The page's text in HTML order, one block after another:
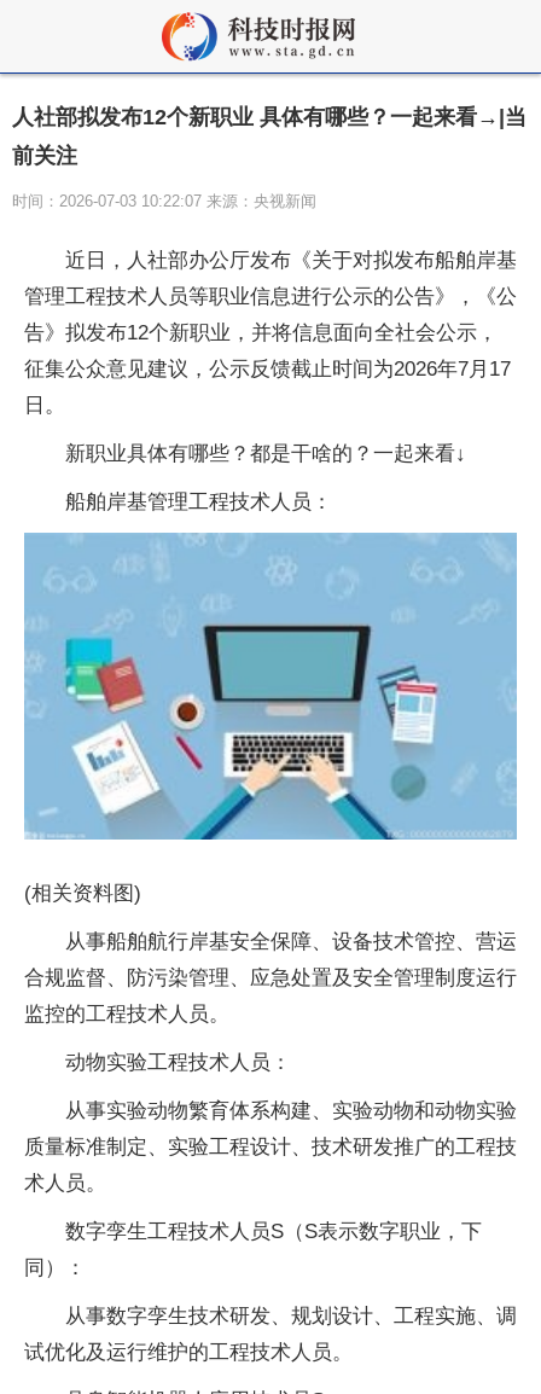
人社部拟发布12个新职业 具体有哪些？一起来看→|当
前关注
时间：2026-07-03 10:22:07 来源：央视新闻
近日，人社部办公厅发布《关于对拟发布船舶岸基
管理工程技术人员等职业信息进行公示的公告》，《公
告》拟发布12个新职业，并将信息面向全社会公示，
征集公众意见建议，公示反馈截止时间为2026年7月17
日。
新职业具体有哪些？都是干啥的？一起来看↓
船舶岸基管理工程技术人员：
(相关资料图)
从事船舶航行岸基安全保障、设备技术管控、营运
合规监督、防污染管理、应急处置及安全管理制度运行
监控的工程技术人员。
动物实验工程技术人员：
从事实验动物繁育体系构建、实验动物和动物实验
质量标准制定、实验工程设计、技术研发推广的工程技
术人员。
数字孪生工程技术人员S（S表示数字职业，下
同）：
从事数字孪生技术研发、规划设计、工程实施、调
试优化及运行维护的工程技术人员。